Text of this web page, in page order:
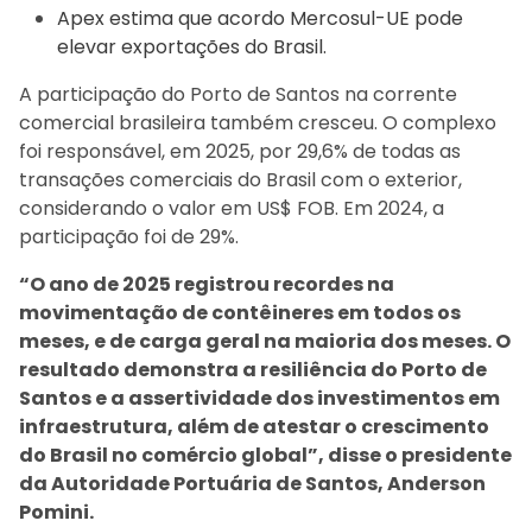
Apex estima que acordo Mercosul-UE pode
elevar exportações do Brasil.
A participação do Porto de Santos na corrente
comercial brasileira também cresceu. O complexo
foi responsável, em 2025, por 29,6% de todas as
transações comerciais do Brasil com o exterior,
considerando o valor em US$ FOB. Em 2024, a
participação foi de 29%.
“O ano de 2025 registrou recordes na
movimentação de contêineres em todos os
meses, e de carga geral na maioria dos meses. O
resultado demonstra a resiliência do Porto de
Santos e a assertividade dos investimentos em
infraestrutura, além de atestar o crescimento
do Brasil no comércio global”, disse o presidente
da Autoridade Portuária de Santos, Anderson
Pomini.